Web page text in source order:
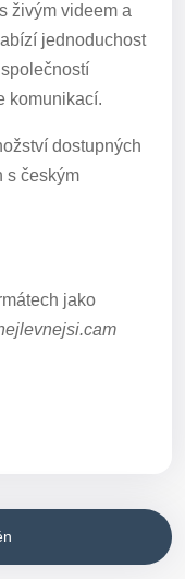
živým videem a
jednoduchost
komunikací.
dostupných
s českým
jako